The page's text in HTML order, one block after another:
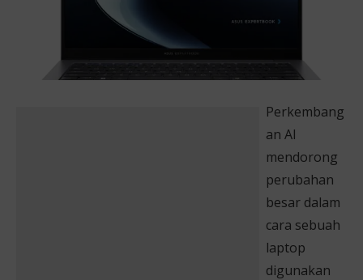
Perkembang
an AI
mendorong
perubahan
besar dalam
cara sebuah
laptop
digunakan